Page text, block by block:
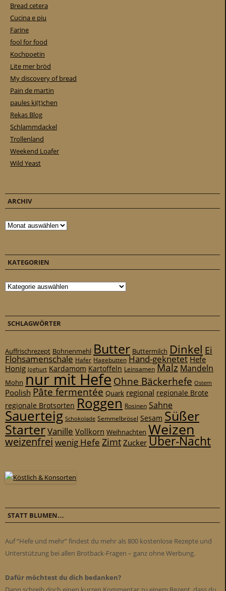
Bread cetera
Cucina e piu
Farine
fool for food
Kochpoetin
Lite mer bröd
My discovery of bread
Pain de martin
paules ki(t)chen
Rekas Blog
Schlammdackel
Trollenland
Weekend Loafer
Wild Yeast
ARCHIV
Archiv
KATEGORIEN
Kategorien
SCHLAGWÖRTER
Auffrischrezept Bohnenmehl Butter Buttermilch Dinkel Ei
Flohsamenschale Hafer Hagebutten Hand-geknetet Hefe
Honig Joghurt Kardamom Kartoffeln Leinsamen Malz Mandeln
Mohn nur mit Hefe Ohne Bäckerhefe Ostern
Poolish Pâte fermentée Quark regional regionale Brote
regionale Brotsorten Roggen Rosinen Sahne
Sauerteig Schokolade Semmelbrösel Sesam Süßer
StarterVanille Vollkorn Weihnachten Weizen
weizenfrei wenig Hefe ZimtZuckerÜber-Nacht
STATT BLUMEN…
Auf “Hefe und mehr” findest du mehr als 800 kostenlose Rezepte und
Unterstützung bei allen Brotback-Fragen – ganz ohne Werbung.
Dafür möchtest du dich bedanken?